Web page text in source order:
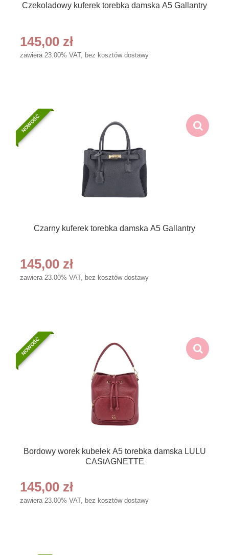
Czekoladowy kuferek torebka damska A5 Gallantry
145,00 zł
zawiera 23.00% VAT, bez kosztów dostawy
Czarny kuferek torebka damska A5 Gallantry
145,00 zł
zawiera 23.00% VAT, bez kosztów dostawy
NOWOŚĆ
Bordowy worek kubełek A5 torebka damska LULU
CAStAGNETTE
145,00 zł
zawiera 23.00% VAT, bez kosztów dostawy
NOWOŚĆ